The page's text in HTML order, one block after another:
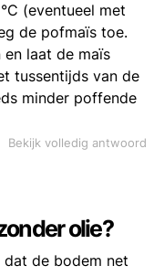
(eventueel met
de pofmaïs toe.
laat de maïs
tussentijds van de
minder poffende
Bekijk volledig antwoord
olie?
dat de bodem net